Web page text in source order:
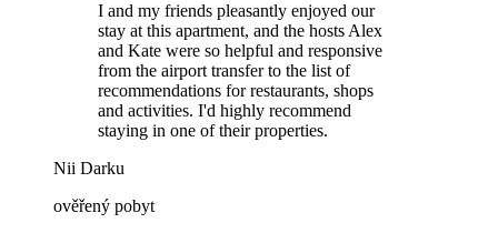
I and my friends pleasantly enjoyed our
stay at this apartment, and the hosts Alex
and Kate were so helpful and responsive
from the airport transfer to the list of
recommendations for restaurants, shops
and activities. I'd highly recommend
staying in one of their properties.
Nii Darku
ověřený pobyt